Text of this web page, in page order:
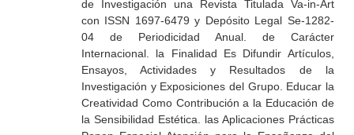
de Investigación una Revista Titulada Va-in-Art
con ISSN 1697-6479 y Depósito Legal Se-1282-
04 de Periodicidad Anual. de Carácter
Internacional. la Finalidad Es Difundir Artículos,
Ensayos, Actividades y Resultados de la
Investigación y Exposiciones del Grupo. Educar la
Creatividad Como Contribución a la Educación de
la Sensibilidad Estética. las Aplicaciones Prácticas